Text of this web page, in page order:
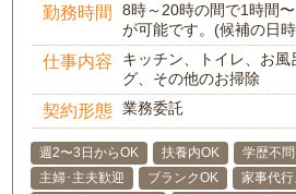
勤務時間
8時～20時の間で1時間
が可能です。(候補の日
仕事内容
キッチン、トイレ、お
グ、その他のお掃除
契約形態 業務委託
週2〜3日からOK 扶養内OK 学歴不問
主婦･主夫歓迎
ブランクOK
家事代